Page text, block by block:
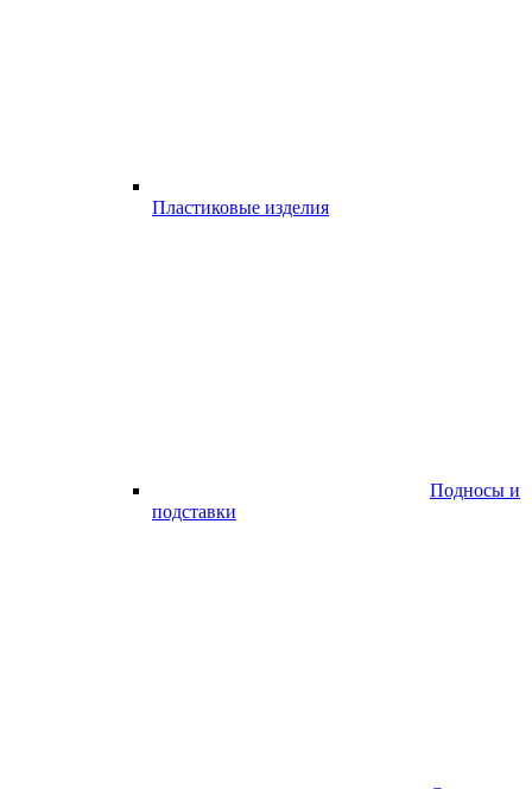
Пластиковые изделия
Подносы и
подставки